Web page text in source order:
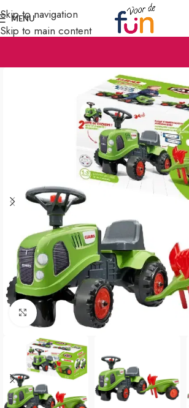
Skip to navigation
Skip to main content
MENU
Klik om te vergroten